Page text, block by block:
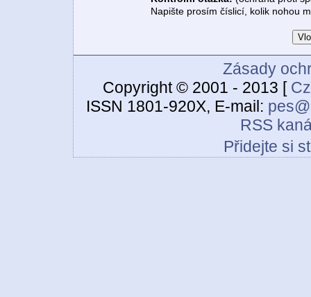
Napište prosím číslicí, kolik nohou
Zásady
Copyright © 2001 - 2013 [
ISSN 1801-920X, E-mail:
RSS
Přidejte si